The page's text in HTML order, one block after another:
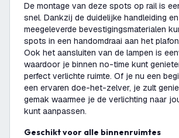
De montage van deze spots op rail is
snel. Dankzij de duidelijke handleiding
meegeleverde bevestigingsmaterialen
spots in een handomdraai aan het
Ook het aansluiten van de lampen is
waardoor je binnen no-time kunt
perfect verlichte ruimte. Of je nu een
een ervaren doe-het-zelver, je zult
gemak waarmee je de verlichting naar
kunt aanpassen.
Geschikt voor alle binnenruimtes